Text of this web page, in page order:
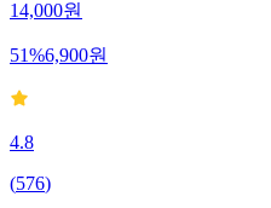
14,000원
51%6,900원
4.8
(576)